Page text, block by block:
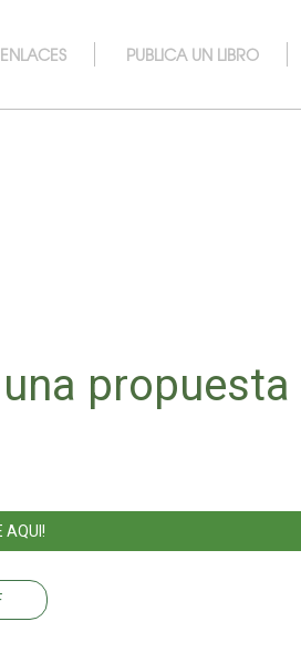
ENLACES PUBLICA UN LIBRO
propuesta
AQUI!